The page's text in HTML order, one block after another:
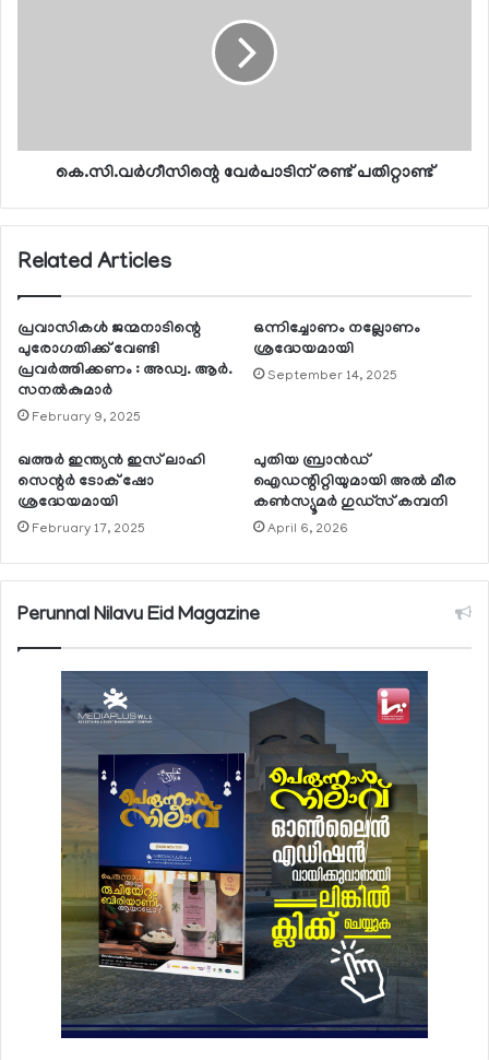
കെ.സി.വര്‍ഗീസിന്റെ വേര്‍പാടിന് രണ്ട് പതിറ്റാണ്ട്
Related Articles
പ്രവാസികള്‍ ജന്മനാടിന്റെ
പുരോഗതിക്ക് വേണ്ടി
പ്രവര്‍ത്തിക്കണം : അഡ്വ. ആര്‍.
സനല്‍കുമാര്‍
February 9, 2025
ഒന്നിച്ചോണം നല്ലോണം
ശ്രദ്ധേയമായി
September 14, 2025
ഖത്തര്‍ ഇന്ത്യന്‍ ഇസ് ലാഹി
സെന്റര്‍ ടോക് ഷോ
ശ്രദ്ധേയമായി
February 17, 2025
പുതിയ ബ്രാന്‍ഡ്
ഐഡന്റിറ്റിയുമായി അല്‍ മീര
കണ്‍സ്യൂമര്‍ ഗുഡ്സ് കമ്പനി
April 6, 2026
Perunnal Nilavu Eid Magazine